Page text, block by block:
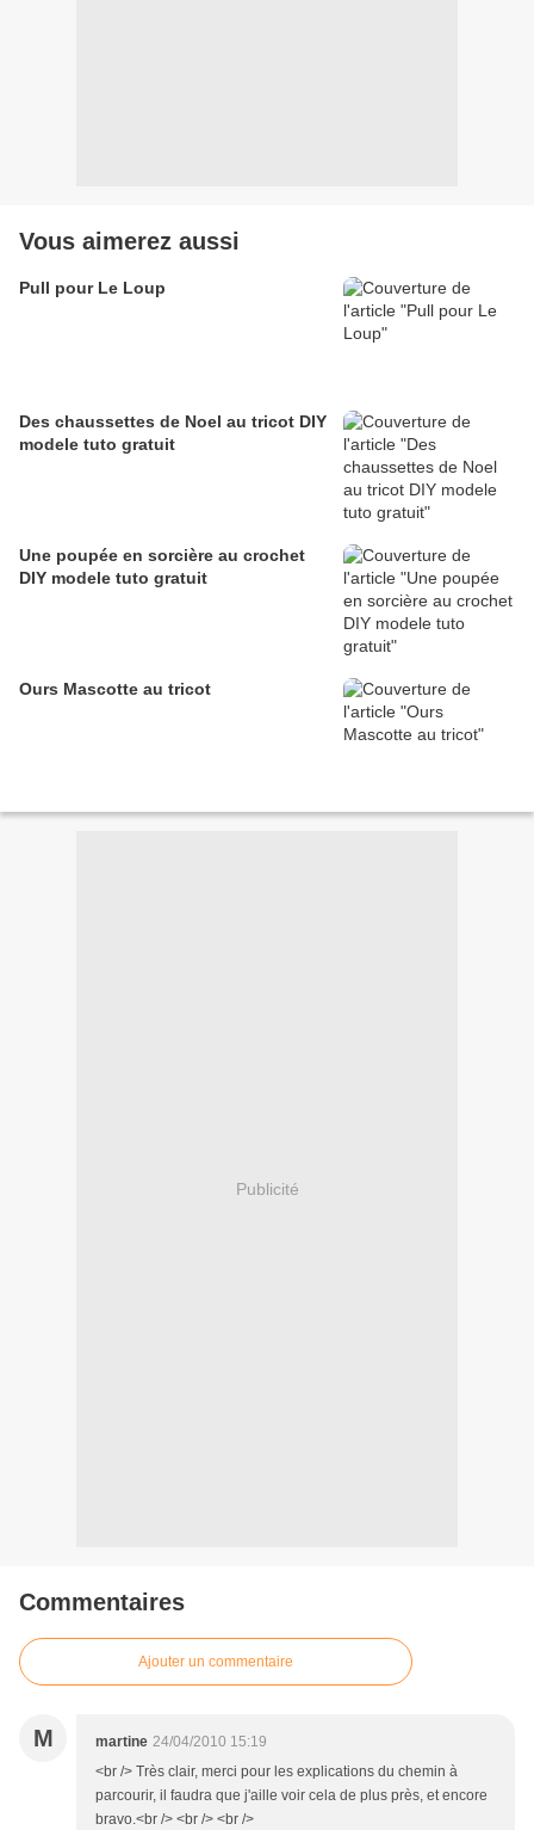
Vous aimerez aussi
Pull pour Le Loup
Des chaussettes de Noel au tricot DIY
modele tuto gratuit
Une poupée en sorcière au crochet
DIY modele tuto gratuit
Ours Mascotte au tricot
Publicité
Commentaires
Ajouter un commentaire
M martine 24/04/2010 15:19
<br /> Très clair, merci pour les explications du chemin à
parcourir, il faudra que j'aille voir cela de plus près, et encore
bravo.<br /> <br /> <br />